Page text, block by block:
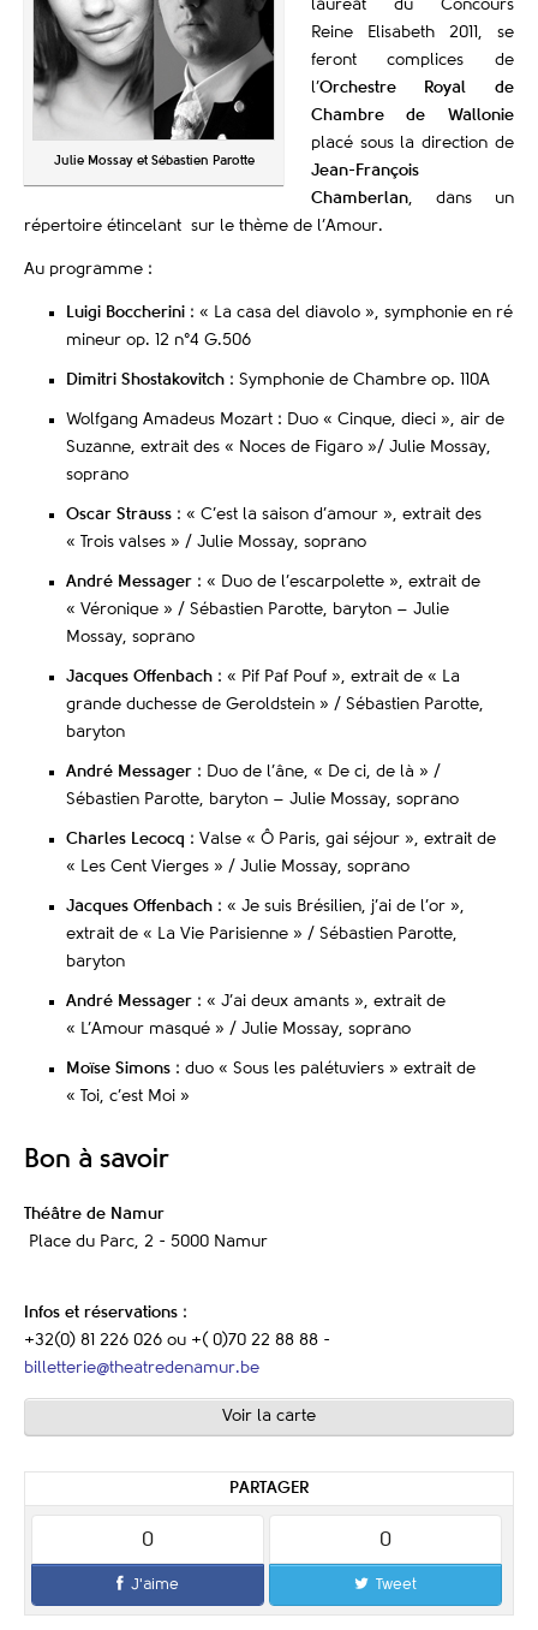
Julie Mossay et Sébastien Parotte
lauréat du Concours
Reine Elisabeth 2011, se
feront complices de
l’Orchestre Royal de
Chambre de Wallonie
placé sous la direction de
Jean-François
Chamberlan, dans un
répertoire étincelant sur le thème de l’Amour.
Au programme :
Luigi Boccherini : « La casa del diavolo », symphonie en ré
mineur op. 12 n°4 G.506
Dimitri Shostakovitch : Symphonie de Chambre op. 110A
Wolfgang Amadeus Mozart : Duo « Cinque, dieci », air de
Suzanne, extrait des « Noces de Figaro »/ Julie Mossay,
soprano
Oscar Strauss : « C’est la saison d’amour », extrait des
« Trois valses » / Julie Mossay, soprano
André Messager : « Duo de l’escarpolette », extrait de
« Véronique » / Sébastien Parotte, baryton – Julie
Mossay, soprano
Jacques Offenbach : « Pif Paf Pouf », extrait de « La
grande duchesse de Geroldstein » / Sébastien Parotte,
baryton
André Messager : Duo de l’âne, « De ci, de là » /
Sébastien Parotte, baryton – Julie Mossay, soprano
Charles Lecocq : Valse « Ô Paris, gai séjour », extrait de
« Les Cent Vierges » / Julie Mossay, soprano
Jacques Offenbach : « Je suis Brésilien, j’ai de l’or »,
extrait de « La Vie Parisienne » / Sébastien Parotte,
baryton
André Messager : « J’ai deux amants », extrait de
« L’Amour masqué » / Julie Mossay, soprano
Moïse Simons : duo « Sous les palétuviers » extrait de
« Toi, c’est Moi »
Bon à savoir
Théâtre de Namur
Place du Parc, 2 - 5000 Namur
Infos et réservations :
+32(0) 81 226 026 ou +( 0)70 22 88 88 -
billetterie@theatredenamur.be
Voir la carte
PARTAGER
0
J'aime
0
Tweet